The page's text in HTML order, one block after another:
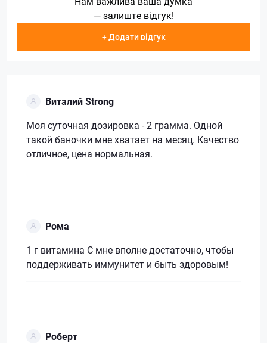
— залиште відгук!
+ Додати відгук
Виталий Strong
Моя суточная дозировка - 2 грамма. Одной
такой баночки мне хватает на месяц. Качество
отличное, цена нормальная.
Рома
1 г витамина С мне вполне достаточно, чтобы
поддерживать иммунитет и быть здоровым!
Роберт